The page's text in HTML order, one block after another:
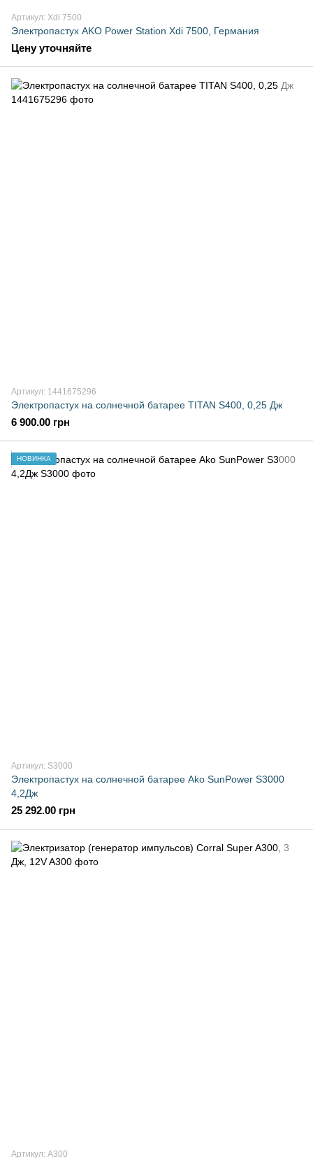
Артикул: Xdi 7500
Электропастух AKO Power Station Xdi 7500, Германия
Цену уточняйте
Артикул: 1441675296
Электропастух на солнечной батарее TITAN S400, 0,25 Дж
6 900.00 грн
НОВИНКА
Артикул: S3000
Электропастух на солнечной батарее Ako SunPower S3000
4,2Дж
25 292.00 грн
Артикул: A300